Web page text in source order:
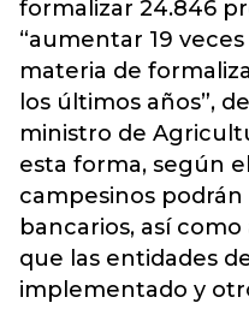
formalizar 24.846
“aumentar 19
materia de
los últimos años”,
ministro de
esta forma, según
campesinos
bancarios, así
que las entidades
implementado y